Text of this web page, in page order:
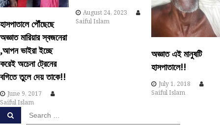
a
t
i
o
n
হাসপাতালে পৌঁছেছে
অজ্ঞাত মারিয়ার স্বজনেরা
,আপন ভাইরা ইচ্ছে
করেই অচেনা ট্রেনের
বগিতে তুলে দেয় তাকে!!
June 9, 2017
Saiful Islam
August 24, 2023
Saiful Islam
অজ্ঞাত এই মানুষটি
হাসপাতালে!!
July 1, 2018
Saiful Islam
S
e